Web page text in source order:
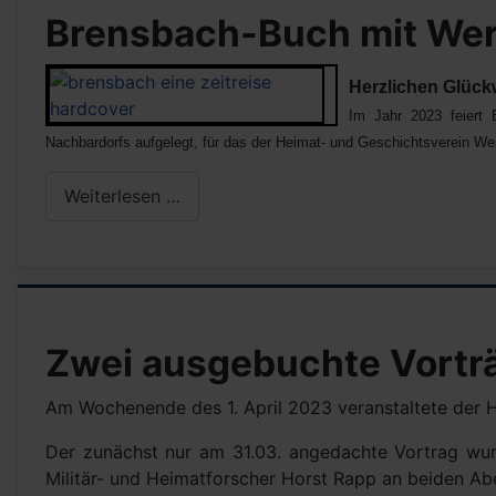
Brensbach-Buch mit
Herzlichen
Im Jahr 2023 feiert
Nachbardorfs aufgelegt, für das der Heimat- und Geschichtsverein
Weiterlesen …
Zwei ausgebuchte
Am Wochenende des 1. April 2023 veranstaltete der
Der zunächst nur am 31.03. angedachte Vortrag
Militär- und Heimatforscher Horst Rapp an beiden